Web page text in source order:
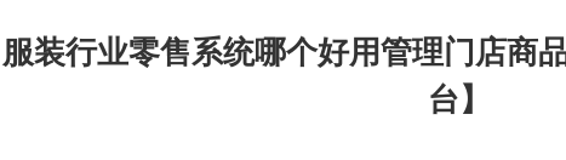
服装行业零售系统哪个好用管理门店商
台】